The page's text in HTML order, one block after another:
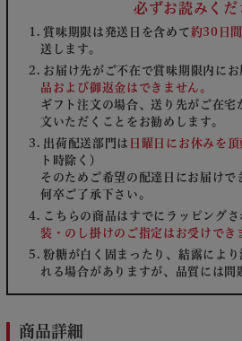
必ずお読みくだ
賞味期限は発送日を含めて約30日間
送します。
お届け先がご不在で賞味期限内に
品および御返金はできません。
ギフト注文の場合、送り先がご在宅
文いただくことをお勧めします。
出荷配送部門は 日曜日にお休みを
ト時除く）
そのためご希望の配達日にお届けで
何卒ご了承下さい。
こちらの商品はすでにラッピングさ
装・のし掛けのご指定はお受けでき
粉糖が白く固まったり、結露によ
れる場合がありますが、品質には問
商品詳細